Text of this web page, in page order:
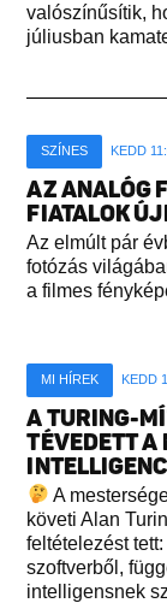
valószínűsítik,
júliusban
SZÍNES KEDD
AZ ANALÓG
FIATALOK
Az elmúlt pár
fotózás
a filmes
MI HÍREK KEDD
A TURING-
TÉVEDETT A
A
követi Alan
feltételezést
szoftverből,
intelligensnek